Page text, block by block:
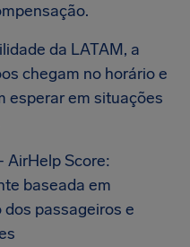
da LATAM, a
chegam no horário e
esperar em situações
AirHelp Score:
baseada em
passageiros e